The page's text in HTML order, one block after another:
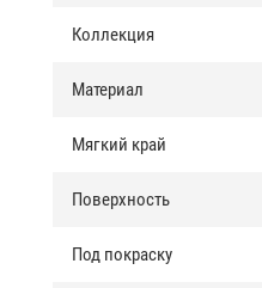
Коллекция
Материал
Мягкий край
Поверхность
Под покраску